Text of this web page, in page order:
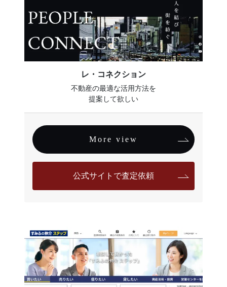
レ・コネクション
不動産の最適な活用方法を
提案して欲しい
More view
公式サイトで査定依頼